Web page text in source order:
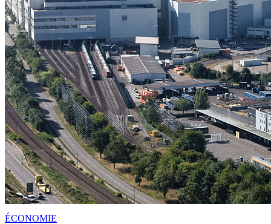
ÉCONOMIE